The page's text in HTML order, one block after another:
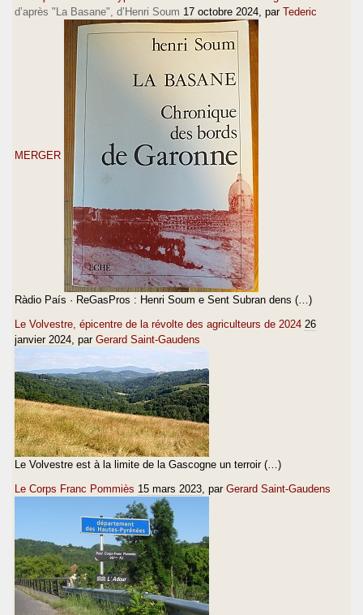
d’après "La Basane", d’Henri Soum 17 octobre 2024 , par Tederic
MERGER
Ràdio País · ReGasPros : Henri Soum e Sent Subran dens (…)
Le Volvestre, épicentre de la révolte des agriculteurs de 2024 26
janvier 2024 , par Gerard Saint-Gaudens
Le Volvestre est à la limite de la Gascogne un terroir (…)
Le Corps Franc Pommiès 15 mars 2023 , par Gerard Saint-Gaudens